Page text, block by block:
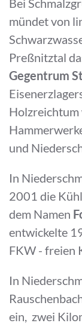
mündet von
Preßnitztal
Gegentrum
Holzreichtum
und
In
2001 die
dem Namen
entwickelte
FKW - freien
In
ein, zwei